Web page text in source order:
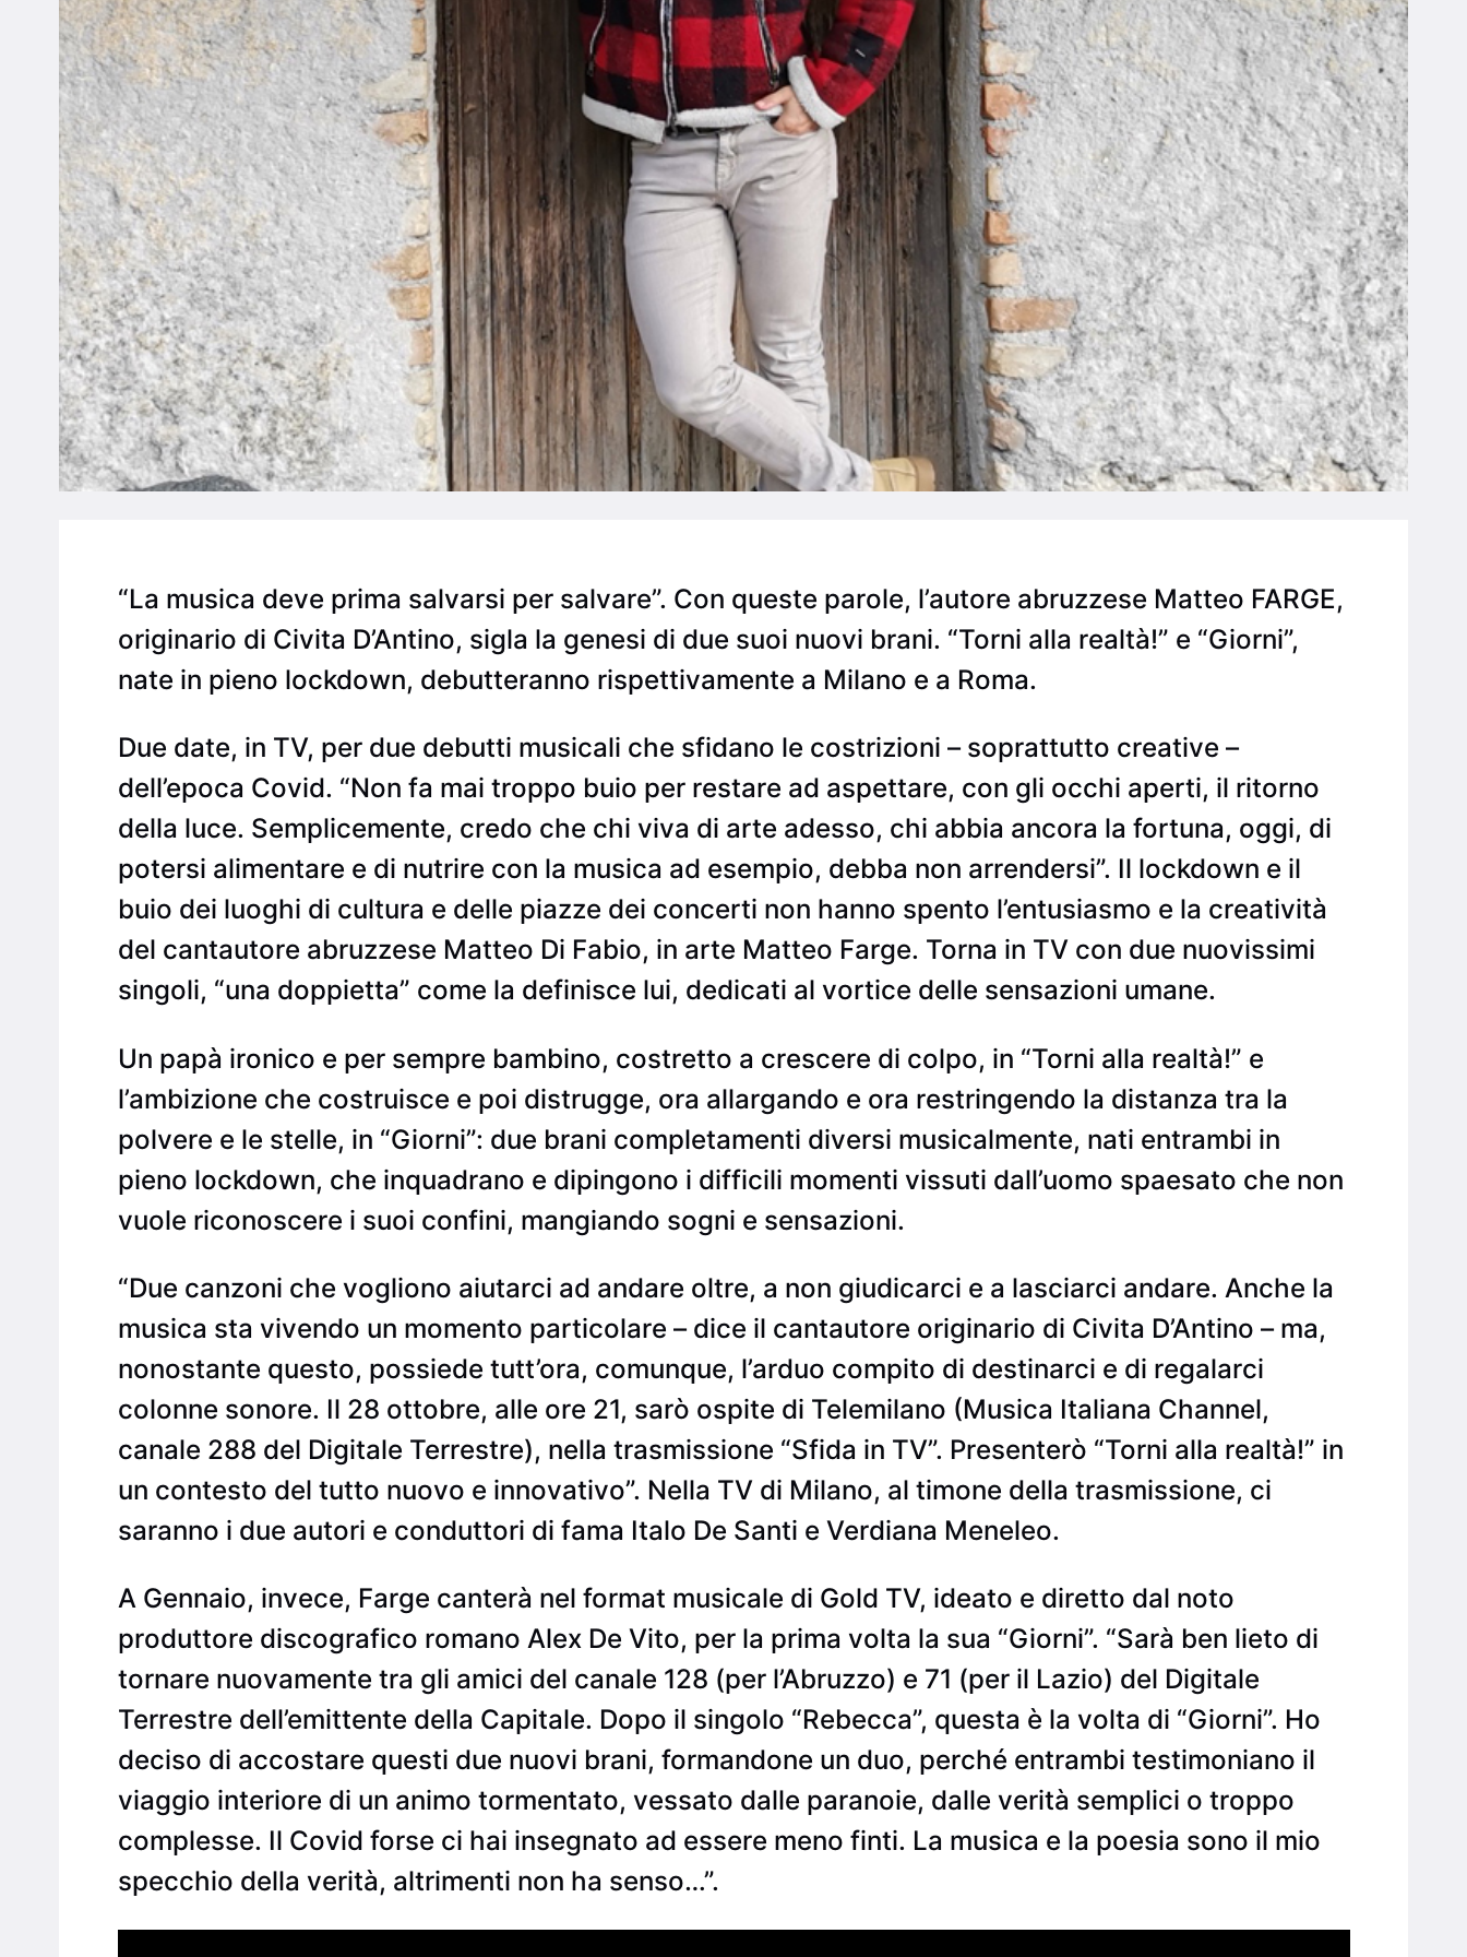
“La musica deve prima salvarsi per salvare”. Con queste parole, l’autore abruzzese Matteo FARGE,
originario di Civita D’Antino, sigla la genesi di due suoi nuovi brani. “Torni alla realtà!” e “Giorni”,
nate in pieno lockdown, debutteranno rispettivamente a Milano e a Roma.
Due date, in TV, per due debutti musicali che sfidano le costrizioni – soprattutto creative –
dell’epoca Covid. “Non fa mai troppo buio per restare ad aspettare, con gli occhi aperti, il ritorno
della luce. Semplicemente, credo che chi viva di arte adesso, chi abbia ancora la fortuna, oggi, di
potersi alimentare e di nutrire con la musica ad esempio, debba non arrendersi”. Il lockdown e il
buio dei luoghi di cultura e delle piazze dei concerti non hanno spento l’entusiasmo e la creatività
del cantautore abruzzese Matteo Di Fabio, in arte Matteo Farge. Torna in TV con due nuovissimi
singoli, “una doppietta” come la definisce lui, dedicati al vortice delle sensazioni umane.
Un papà ironico e per sempre bambino, costretto a crescere di colpo, in “Torni alla realtà!” e
l’ambizione che costruisce e poi distrugge, ora allargando e ora restringendo la distanza tra la
polvere e le stelle, in “Giorni”: due brani completamenti diversi musicalmente, nati entrambi in
pieno lockdown, che inquadrano e dipingono i difficili momenti vissuti dall’uomo spaesato che non
vuole riconoscere i suoi confini, mangiando sogni e sensazioni.
“Due canzoni che vogliono aiutarci ad andare oltre, a non giudicarci e a lasciarci andare. Anche la
musica sta vivendo un momento particolare – dice il cantautore originario di Civita D’Antino – ma,
nonostante questo, possiede tutt’ora, comunque, l’arduo compito di destinarci e di regalarci
colonne sonore. Il 28 ottobre, alle ore 21, sarò ospite di Telemilano (Musica Italiana Channel,
canale 288 del Digitale Terrestre), nella trasmissione “Sfida in TV”. Presenterò “Torni alla realtà!” in
un contesto del tutto nuovo e innovativo”. Nella TV di Milano, al timone della trasmissione, ci
saranno i due autori e conduttori di fama Italo De Santi e Verdiana Meneleo.
A Gennaio, invece, Farge canterà nel format musicale di Gold TV, ideato e diretto dal noto
produttore discografico romano Alex De Vito, per la prima volta la sua “Giorni”. “Sarà ben lieto di
tornare nuovamente tra gli amici del canale 128 (per l’Abruzzo) e 71 (per il Lazio) del Digitale
Terrestre dell’emittente della Capitale. Dopo il singolo “Rebecca”, questa è la volta di “Giorni”. Ho
deciso di accostare questi due nuovi brani, formandone un duo, perché entrambi testimoniano il
viaggio interiore di un animo tormentato, vessato dalle paranoie, dalle verità semplici o troppo
complesse. Il Covid forse ci hai insegnato ad essere meno finti. La musica e la poesia sono il mio
specchio della verità, altrimenti non ha senso…”.